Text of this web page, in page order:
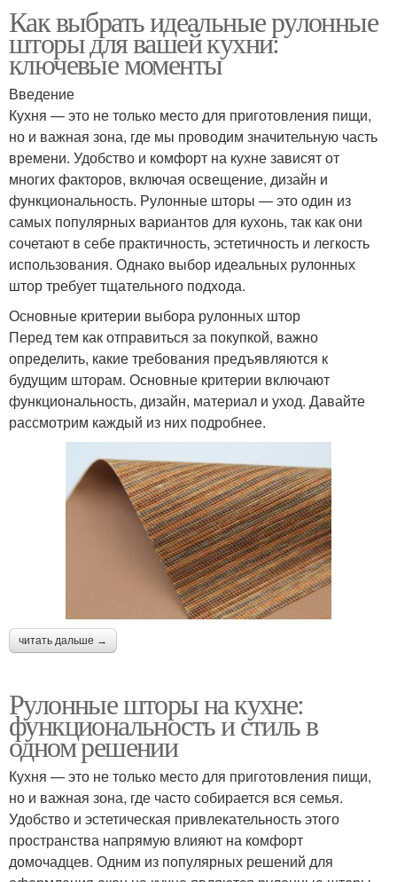
Как выбрать идеальные рулонные
шторы для вашей кухни:
ключевые моменты
Введение
Кухня — это не только место для приготовления пищи,
но и важная зона, где мы проводим значительную часть
времени. Удобство и комфорт на кухне зависят от
многих факторов, включая освещение, дизайн и
функциональность. Рулонные шторы — это один из
самых популярных вариантов для кухонь, так как они
сочетают в себе практичность, эстетичность и легкость
использования. Однако выбор идеальных рулонных
штор требует тщательного подхода.
Основные критерии выбора рулонных штор
Перед тем как отправиться за покупкой, важно
определить, какие требования предъявляются к
будущим шторам. Основные критерии включают
функциональность, дизайн, материал и уход. Давайте
рассмотрим каждый из них подробнее.
читать дальше →
Рулонные шторы на кухне:
функциональность и стиль в
одном решении
Кухня — это не только место для приготовления пищи,
но и важная зона, где часто собирается вся семья.
Удобство и эстетическая привлекательность этого
пространства напрямую влияют на комфорт
домочадцев. Одним из популярных решений для